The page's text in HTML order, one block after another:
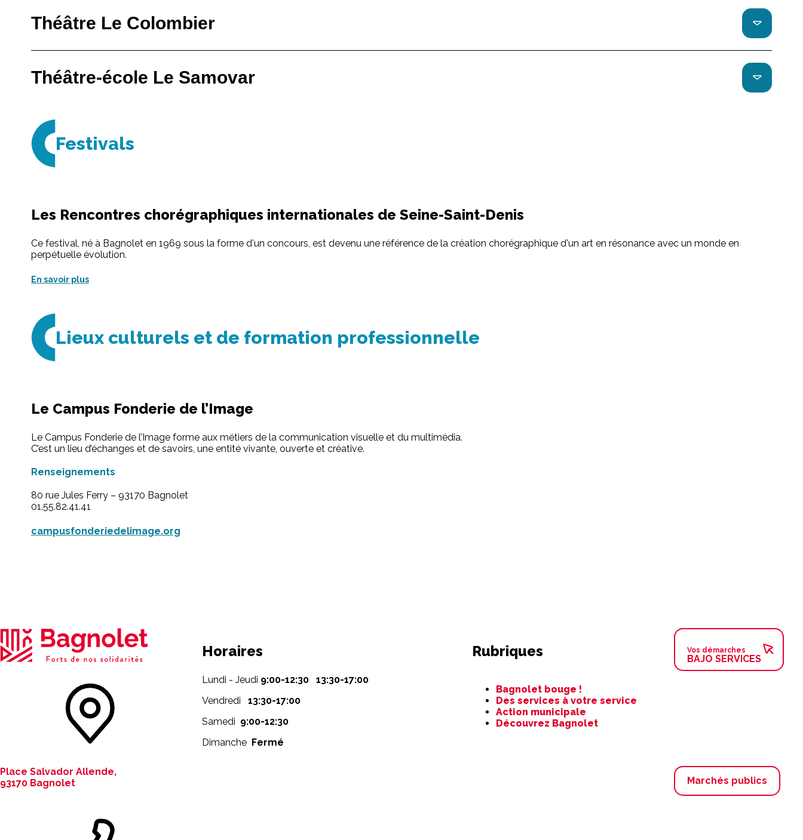
Théâtre Le Colombier
Théâtre-école Le Samovar
Festivals
Les Rencontres chorégraphiques internationales de Seine-Saint-Denis
Ce festival, né à Bagnolet en 1969 sous la forme d'un concours, est devenu une référence de la création chorégraphique d'un art en résonance avec un monde en
perpétuelle évolution.
En savoir plus
Lieux culturels et de formation professionnelle
Le Campus Fonderie de l’Image
Le Campus Fonderie de l’Image forme aux métiers de la communication visuelle et du multimédia.
C’est un lieu d’échanges et de savoirs, une entité vivante, ouverte et créative.
Renseignements
80 rue Jules Ferry – 93170 Bagnolet
01.55.82.41.41
campusfonderiedelimage.org
Place Salvador Allende,
93170 Bagnolet
Horaires
Lundi - Jeudi 9:00-12:30 13:30-17:00
Vendredi
13:30-17:00
Samedi 9:00-12:30
Dimanche Fermé
Rubriques
contenu
Bagnolet bouge !
Des services à votre service
Action municipale
Découvrez Bagnolet
Vos démarches
BAJO SERVICES
Marchés publics